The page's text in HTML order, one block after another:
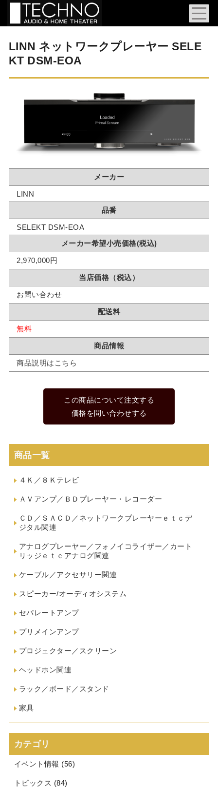
LINN ネットワークプレーヤー SELE
KT DSM-EOA
メーカー
LINN
品番
SELEKT DSM-EOA
メーカー希望小売価格(税込)
2,970,000円
当店価格（税込）
お問い合わせ
配送料
無料
商品情報
商品説明はこちら
この商品について注文する
価格を問い合わせする
商品一覧
４Ｋ／８Ｋテレビ
ＡＶアンプ／ＢＤプレーヤー・レコーダー
ＣＤ／ＳＡＣＤ／ネットワークプレーヤーｅｔｃデ
ジタル関連
アナログプレーヤー／フォノイコライザー／カート
リッジｅｔｃアナログ関連
ケーブル／アクセサリー関連
スピーカー/オーディオシステム
セパレートアンプ
プリメインアンプ
プロジェクター／スクリーン
ヘッドホン関連
ラック／ボード／スタンド
家具
カテゴリ
イベント情報 (56)
トピックス (84)